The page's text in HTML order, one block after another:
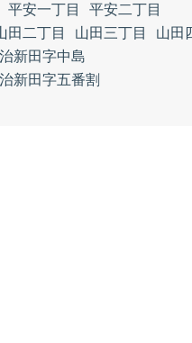
平安一丁目
平安二丁目
田二丁目 山田三丁目
山田
新田字中島
新田字五番割